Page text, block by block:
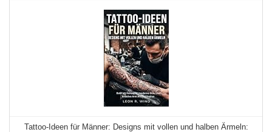
Tattoo-Ideen für Männer: Designs mit vollen und halben Ärmeln: